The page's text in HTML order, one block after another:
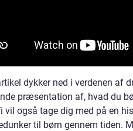
dykker ned i verdenen af
præsentation af, hvad du
vil også tage dig med på en
til børn gennem tiden.